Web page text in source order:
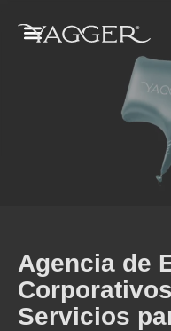
Agencia de
Servicios